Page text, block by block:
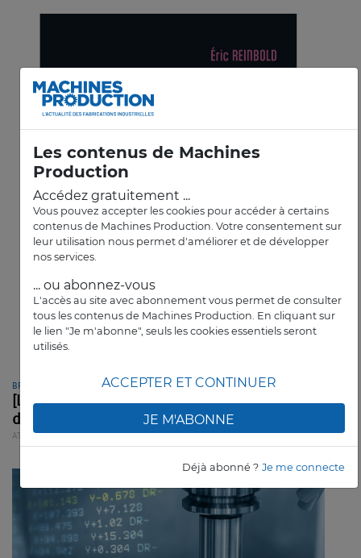
Les contenus de Machines
Production
Accédez gratuitement ...
Vous pouvez accepter les cookies pour accéder à certains
contenus de Machines Production. Votre consentement sur
leur utilisation nous permet d'améliorer et de développer
nos services.
... ou abonnez-vous
L'accès au site avec abonnement vous permet de consulter
tous les contenus de Machines Production. En cliquant sur
le lien "Je m'abonne", seuls les cookies essentiels seront
utilisés.
ACCEPTER ET CONTINUER
JE M'ABONNE
Déjà abonné ? Je me connecte
BPIFRANCE
[Livre] Un guide pour bien structurer sa
démarche IA
ATELIER ARTICLE